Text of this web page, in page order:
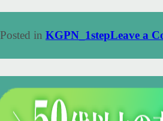
Posted in KGPN_1stepLeave a